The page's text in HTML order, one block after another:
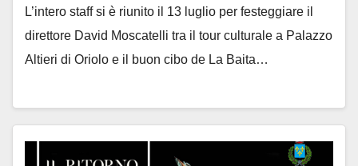
L’intero staff si è riunito il 13 luglio per festeggiare il
direttore David Moscatelli tra il tour culturale a Palazzo
Altieri di Oriolo e il buon cibo de La Baita…